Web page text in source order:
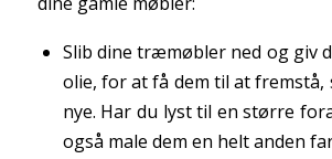
Slib dine træmøbler ned og giv
olie, for at få dem til at fremstå,
nye. Har du lyst til en større
også male dem en helt anden